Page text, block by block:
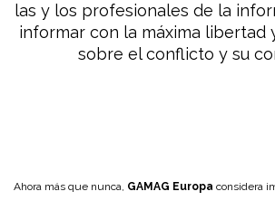
las y los profesionales de la
informar con la máxima libertad
sobre el conflicto y su
Ahora más que nunca, GAMAG Europa considera